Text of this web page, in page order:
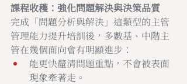
課程收穫：強化問題解決與決策品質
完成「問題分析與解決」這類型的主管
管理能力提升培訓後，多數基、中階主
管在幾個面向會有明顯進步：
能更快釐清問題重點，不會被表面
現象牽著走。